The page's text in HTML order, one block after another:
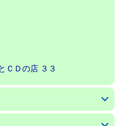
ＣＤの店 ３３